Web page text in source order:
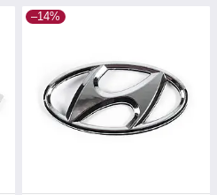
–14%